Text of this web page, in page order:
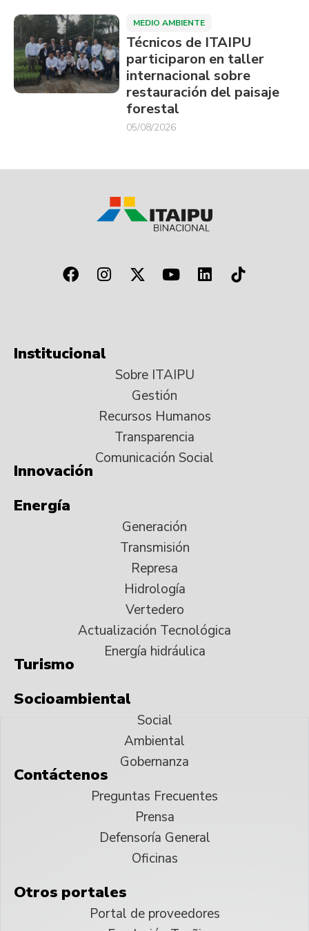
MEDIO AMBIENTE
Técnicos de ITAIPU
participaron en taller
internacional sobre
restauración del paisaje
forestal
05/08/2026
Institucional
Sobre ITAIPU
Gestión
Recursos Humanos
Transparencia
Comunicación Social
Innovación
Energía
Generación
Transmisión
Represa
Hidrología
Vertedero
Actualización Tecnológica
Energía hidráulica
Turismo
Socioambiental
Social
Ambiental
Gobernanza
Contáctenos
Preguntas Frecuentes
Prensa
Defensoría General
Oficinas
Otros portales
Portal de proveedores